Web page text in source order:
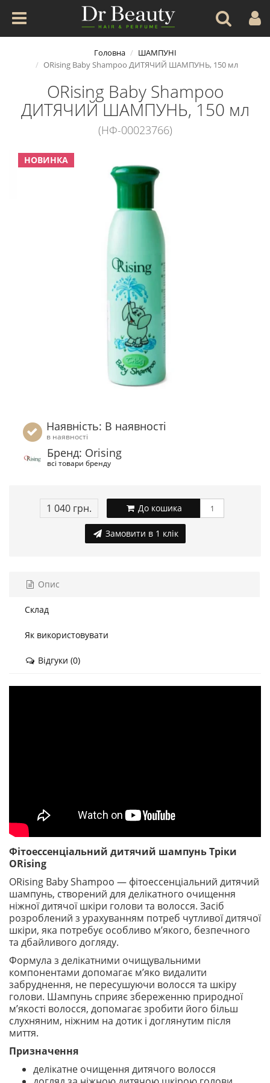
Головна
ШАМПУНІ
ORising Baby Shampoo ДИТЯЧИЙ ШАМПУНЬ, 150 мл
ORising Baby Shampoo
ДИТЯЧИЙ ШАМПУНЬ, 150 мл
(НФ-00023766)
НОВИНКА
Наявність: В наявності
в наявності
Бренд: Orising
всі товари бренду
1 040 грн. До кошика
Замовити в 1 клік
Опис
Склад
Як використовувати
Відгуки (0)
Фітоессенціальний дитячий шампунь Тріки
ORising
ORising Baby Shampoo — фітоессенціальний дитячий
шампунь, створений для делікатного очищення
ніжної дитячої шкіри голови та волосся. Засіб
розроблений з урахуванням потреб чутливої дитячої
шкіри, яка потребує особливо м’якого, безпечного
та дбайливого догляду.
Формула з делікатними очищувальними
компонентами допомагає м’яко видалити
забруднення, не пересушуючи волосся та шкіру
голови. Шампунь сприяє збереженню природної
м’якості волосся, допомагає зробити його більш
слухняним, ніжним на дотик і доглянутим після
миття.
Призначення
делікатне очищення дитячого волосся